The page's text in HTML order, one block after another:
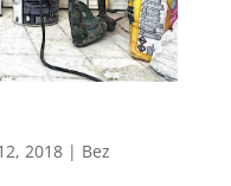
2018| Bez